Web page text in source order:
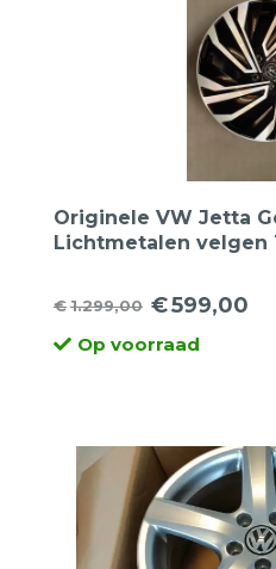
Originele VW Jetta
Lichtmetalen velgen
€1.299,00
Oorspronkelijke
prijs
€599,00
Huidige
prijsOp voorraad